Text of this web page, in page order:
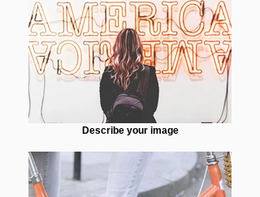
Describe your image